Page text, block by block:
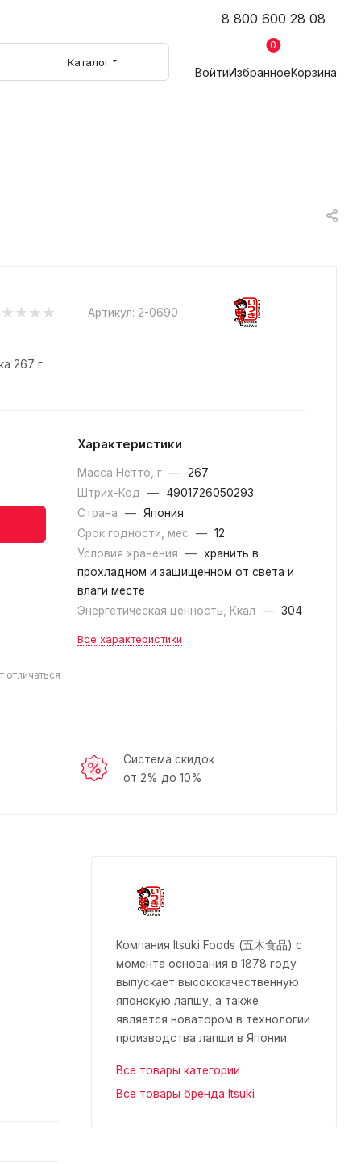
8 800 600 28 08
Каталог
ВойтиИзбранное
0
Корзина
Артикул: 2-0690
267 г
Характеристики
Масса Нетто, г — 267
Штрих-Код
—
4901726050293
Страна
— Япония
Срок годности, мес
— 12
Условия хранения
— хранить в
прохладном и защищенном от света и
влаги месте
Энергетическая ценность, Ккал
— 304
Все характеристики
Система скидок
от 2% до 10%
Компания Itsuki Foods (五木食品) c
момента основания в 1878 году
выпускает высококачественную
японскую лапшу, а также
является новатором в технологии
производства лапши в Японии.
Все товары категории
Все товары бренда Itsuki